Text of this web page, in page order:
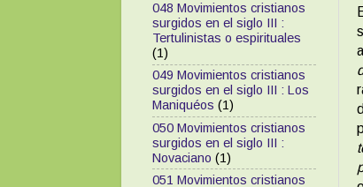
048 Movimientos cristianos
surgidos en el siglo III :
Tertulinistas o espirituales
(1)
049 Movimientos cristianos
surgidos en el siglo III : Los
Maniquéos (1)
050 Movimientos cristianos
surgidos en el siglo III :
Novaciano (1)
051 Movimientos cristianos